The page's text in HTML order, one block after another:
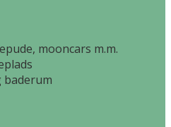
mooncars m.m.